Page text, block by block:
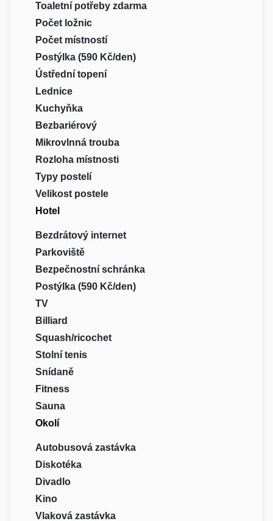
Toaletní potřeby zdarma
Počet ložnic
Počet místností
Postýlka (590 Kč/den)
Ústřední topení
Lednice
Kuchyňka
Bezbariérový
Mikrovlnná trouba
Rozloha místnosti
Typy postelí
Velikost postele
Hotel
Bezdrátový internet
Parkoviště
Bezpečnostní schránka
Postýlka (590 Kč/den)
TV
Billiard
Squash/ricochet
Stolní tenis
Snídaně
Fitness
Sauna
Okolí
Autobusová zastávka
Diskotéka
Divadlo
Kino
Vlaková zastávka